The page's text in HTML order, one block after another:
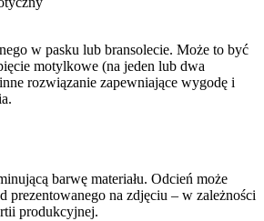
w pasku lub bransolecie. Może to być
motylkowe (na jeden lub dwa
rozwiązanie zapewniające wygodę i
barwę materiału. Odcień może
prezentowanego na zdjęciu – w zależności
produkcyjnej.